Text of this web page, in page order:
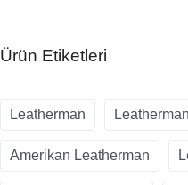
Ürün Etiketleri
Leatherman
Amerikan Leatherman